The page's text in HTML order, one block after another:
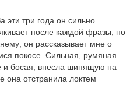
три года он сильно
после каждой фразы, но
он рассказывает мне о
покосе. Сильная, румяная
и босая, внесла шипящую на
она отстранила локтем